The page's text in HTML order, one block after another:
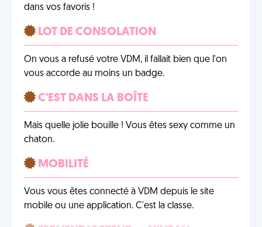
dans vos favoris !
LOT DE CONSOLATION
On vous a refusé votre VDM, il fallait bien que l'on
vous accorde au moins un badge.
C'EST DANS LA BOÎTE
Mais quelle jolie bouille ! Vous êtes sexy comme un
chaton.
MOBILITÉ
Vous vous êtes connecté à VDM depuis le site
mobile ou une application. C'est la classe.